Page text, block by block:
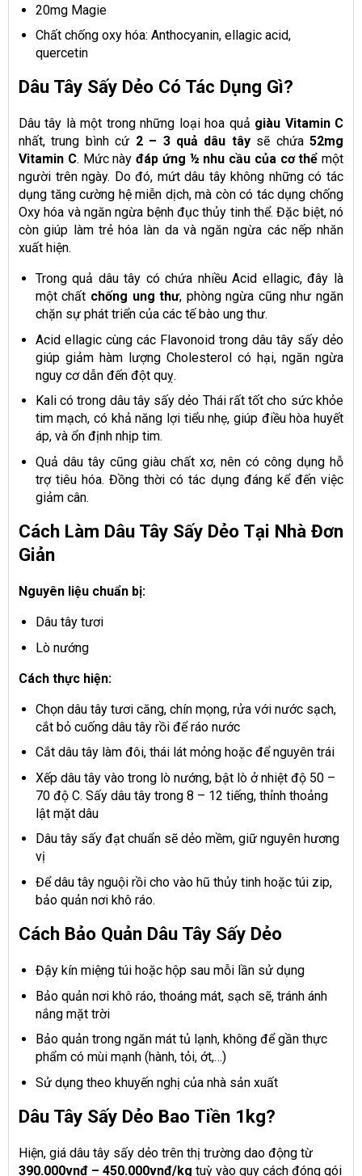
20mg Magie
Chất chống oxy hóa: Anthocyanin, ellagic acid,
quercetin
Dâu Tây Sấy Dẻo Có Tác Dụng Gì?
Dâu tây là một trong những loại hoa quả giàu Vitamin C
nhất, trung bình cứ 2 – 3 quả dâu tâysẽ chứa52mg
Vitamin C. Mức này đáp ứng ½ nhu cầu của cơ thể một
người trên ngày. Do đó, mứt dâu tây không những có tác
dụng tăng cường hệ miễn dịch, mà còn có tác dụng chống
Oxy hóa và ngăn ngừa bệnh đục thủy tinh thể. Đặc biệt, nó
còn giúp làm trẻ hóa làn da và ngăn ngừa các nếp nhăn
xuất hiện.
Trong quả dâu tây có chứa nhiều Acid ellagic, đây là
một chất chống ung thư, phòng ngừa cũng như ngăn
chặn sự phát triển của các tế bào ung thư.
Acid ellagic cùng các Flavonoid trong dâu tây sấy dẻo
giúp giảm hàm lượng Cholesterol có hại, ngăn ngừa
nguy cơ dẫn đến đột quỵ.
Kali có trong dâu tây sấy dẻo Thái rất tốt cho sức khỏe
tim mạch, có khả năng lợi tiểu nhẹ, giúp điều hòa huyết
áp, và ổn định nhịp tim.
Quả dâu tây cũng giàu chất xơ, nên có công dụng hỗ
trợ tiêu hóa. Đồng thời có tác dụng đáng kể đến việc
giảm cân.
Cách Làm Dâu Tây Sấy Dẻo Tại Nhà Đơn
Giản
Nguyên liệu chuẩn bị:
Dâu tây tươi
Lò nướng
Cách thực hiện:
Chọn dâu tây tươi căng, chín mọng, rửa với nước sạch,
cắt bỏ cuống dâu tây rồi để ráo nước
Cắt dâu tây làm đôi, thái lát mỏng hoặc để nguyên trái
Xếp dâu tây vào trong lò nướng, bật lò ở nhiệt độ 50 –
70 độ C. Sấy dâu tây trong 8 – 12 tiếng, thỉnh thoảng
lật mặt dâu
Dâu tây sấy đạt chuẩn sẽ dẻo mềm, giữ nguyên hương
vị
Để dâu tây nguội rồi cho vào hũ thủy tinh hoặc túi zip,
bảo quản nơi khô ráo.
Cách Bảo Quản Dâu Tây Sấy Dẻo
Đậy kín miệng túi hoặc hộp sau mỗi lần sử dụng
Bảo quản nơi khô ráo, thoáng mát, sạch sẽ, tránh ánh
nắng mặt trời
Bảo quản trong ngăn mát tủ lạnh, không để gần thực
phẩm có mùi mạnh (hành, tỏi, ớt,…)
Sử dụng theo khuyến nghị của nhà sản xuất
Dâu Tây Sấy Dẻo Bao Tiền 1kg?
Hiện, giá dâu tây sấy dẻo trên thị trường dao động từ
390.000vnđ – 450.000vnđ/kg tuỳ vào quy cách đóng gói